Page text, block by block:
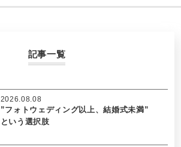
記事一覧
”フォトウェディング以上、結婚式未満”
という選択肢
2026.08.08